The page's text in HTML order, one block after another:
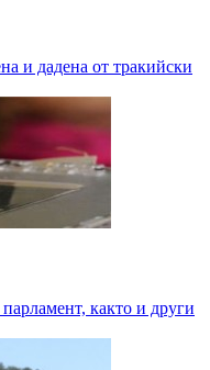
и дадена от тракийски
както и други